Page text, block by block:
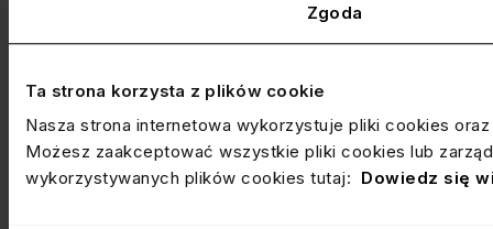
Zgoda
Ta strona korzysta z plików cookie
Nasza strona internetowa wykorzystuje pliki cookies
Możesz zaakceptować wszystkie pliki cookies lub
wykorzystywanych plików cookies tutaj: Dowiedz się